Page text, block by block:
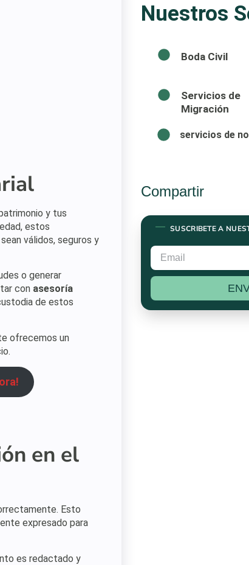
y tus
estos
válidos, seguros y
o generar
con asesoría
de estos
ofrecemos un
en el
Esto
expresado para
es redactado y
Nuestros
Boda Civil
Servicios de
Migración
servicios de
Compartir
SUSCRIBETE A